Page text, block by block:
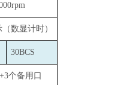
数显计时）
30BCS
个备用口